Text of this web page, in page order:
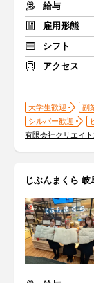
給与
雇用形態
シフト
アクセス
大学生歓迎 副
シルバー歓迎
有限会社クリエイ
じぶんまくら 岐